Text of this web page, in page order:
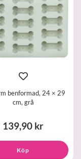
benformad, 24 × 29
cm, grå
139,90 kr
Köp